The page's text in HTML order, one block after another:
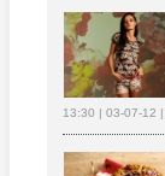
13:30 | 03-07-12 |